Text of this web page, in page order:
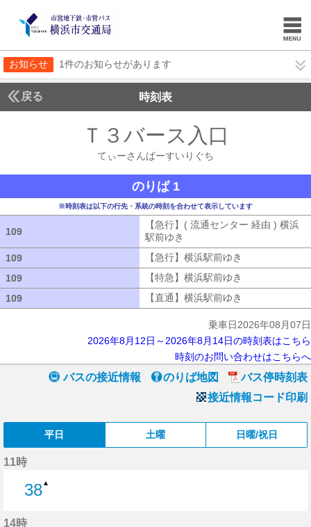
お知らせ 1件のお知らせがあります
戻る 時刻表
Ｔ３バース入口
てぃーさんばーすいりぐち
のりば 1
※時刻表は以下の行先・系統の時刻を合わせて表示しています
109
【急行】( 流通センター 経由 ) 横浜
駅前ゆき
109
【急行】横浜駅前ゆき
109
【特急】横浜駅前ゆき
109
【直通】横浜駅前ゆき
乗車日2026年08月07日
2026年8月12日～2026年8月14日の時刻表はこちら
時刻のお問い合わせはこちらへ
バスの接近情報 のりば地図
バス停時刻表
接近情報コード印刷
平日 土曜 日曜/祝日
11時
38▲
14時